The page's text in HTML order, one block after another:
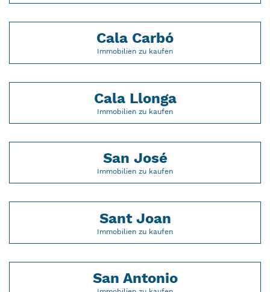
Cala Carbó
Immobilien zu kaufen
Cala Llonga
Immobilien zu kaufen
San José
Immobilien zu kaufen
Sant Joan
Immobilien zu kaufen
San Antonio